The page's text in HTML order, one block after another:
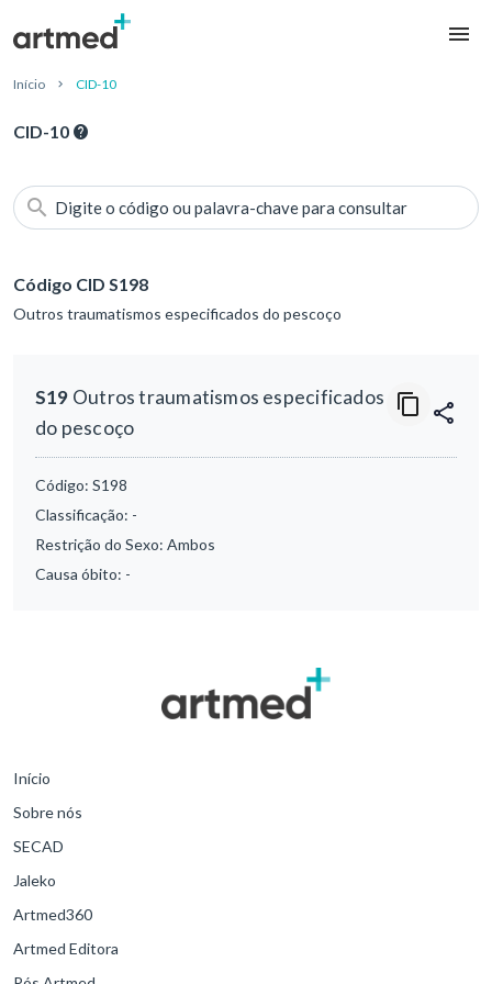
Início CID-10
CID-10
Digite o código ou palavra-chave para consultar
Código CID S198
Outros traumatismos especificados do pescoço
S19 Outros traumatismos especificados
do pescoço
Código: S198
Classificação: -
Restrição do Sexo: Ambos
Causa óbito: -
Início
Sobre nós
SECAD
Jaleko
Artmed360
Artmed Editora